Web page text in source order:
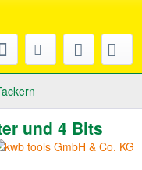
und 4 Bits